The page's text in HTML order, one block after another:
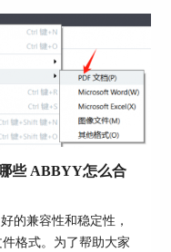
会自动开始OCR识
排，还是表格、公
还会保留原文的字
框。识别完之后，
些 ABBYY怎么合
的兼容性和稳定性，
格式。为了帮助大家